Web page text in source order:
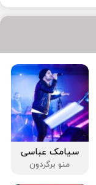
سیامک عباسی
منو برگردون